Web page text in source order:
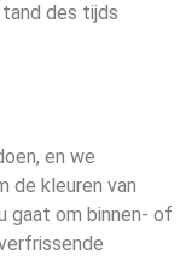
des tijds
en we
de kleuren van
gaat om binnen- of